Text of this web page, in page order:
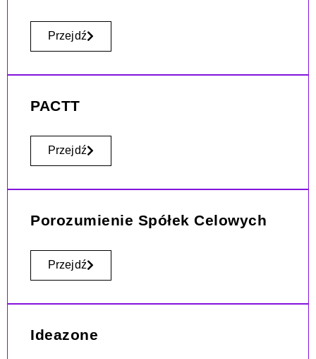
Przejdź
PACTT
Przejdź
Porozumienie Spółek Celowych
Przejdź
Ideazone